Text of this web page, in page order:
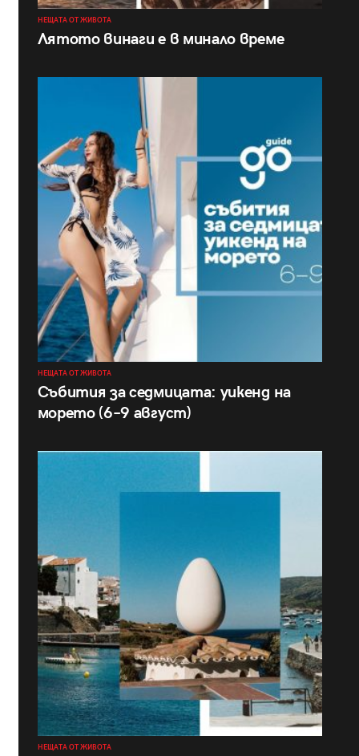
НЕЩАТА ОТ ЖИВОТА
Лятото винаги е в минало време
НЕЩАТА ОТ ЖИВОТА
Събития за седмицата: уикенд на
морето (6–9 август)
НЕЩАТА ОТ ЖИВОТА